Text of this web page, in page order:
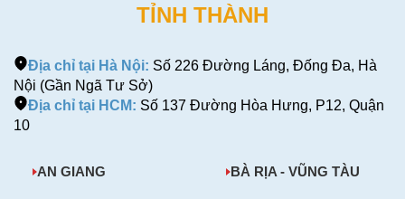
TỈNH THÀNH
Địa chỉ tại Hà Nội: Số 226 Đường Láng, Đống Đa, Hà
Nội (Gần Ngã Tư Sở)
Địa chỉ tại HCM: Số 137 Đường Hòa Hưng, P12, Quận
10
AN GIANG BÀ RỊA - VŨNG TÀU